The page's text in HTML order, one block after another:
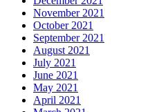
November 2021
October 2021
September 2021
August 2021
July 2021
June 2021
May 2021
April 2021